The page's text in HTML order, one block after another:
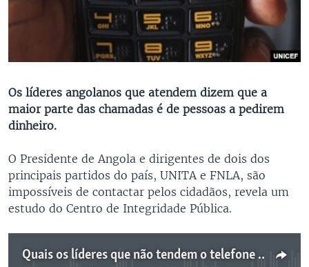
Os líderes angolanos que atendem dizem que a
maior parte das chamadas é de pessoas a pedirem
dinheiro.
O Presidente de Angola e dirigentes de dois dos
principais partidos do país, UNITA e FNLA, são
impossíveis de contactar pelos cidadãos, revela um
estudo do Centro de Integridade Pública.
Quais os líderes que não tendem o telefone em Angola -1:53